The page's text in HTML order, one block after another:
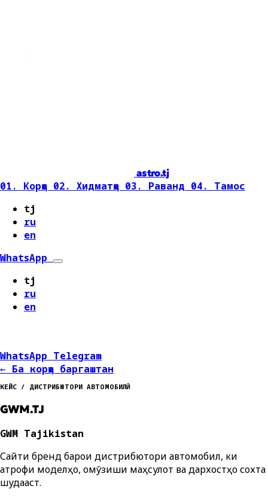
astro.tj
01. Корҳо 02. Хидматҳо 03. Раванд 04. Тамос
tj
ru
en
WhatsApp
tj
ru
en
WhatsApp Telegram
← Ба корҳо баргаштан
КЕЙС / ДИСТРИБЮТОРИ АВТОМОБИЛӢ
GWM.TJ
GWM Tajikistan
Сайти брендӣ барои дистрибютори автомобилӣ, ки
атрофи моделҳо, омӯзиши маҳсулот ва дархостҳо сохта
шудааст.